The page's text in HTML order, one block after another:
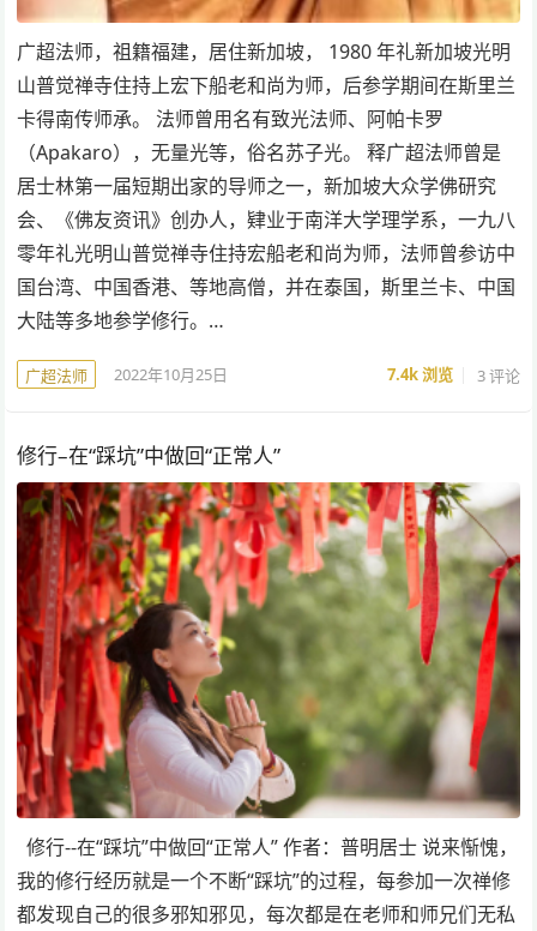
广超法师，祖籍福建，居住新加坡， 1980 年礼新加坡光明
山普觉禅寺住持上宏下船老和尚为师，后参学期间在斯里兰
卡得南传师承。 法师曾用名有致光法师、阿帕卡罗
（Apakaro），无量光等，俗名苏子光。 释广超法师曾是
居士林第一届短期出家的导师之一，新加坡大众学佛研究
会、《佛友资讯》创办人，肄业于南洋大学理学系，一九八
零年礼光明山普觉禅寺住持宏船老和尚为师，法师曾参访中
国台湾、中国香港、等地高僧，并在泰国，斯里兰卡、中国
大陆等多地参学修行。…
广超法师 2022年10月25日 7.4k浏览 3 评论
修行–在“踩坑”中做回“正常人”
修行--在“踩坑”中做回“正常人” 作者：普明居士 说来惭愧，
我的修行经历就是一个不断“踩坑”的过程，每参加一次禅修
都发现自己的很多邪知邪见，每次都是在老师和师兄们无私